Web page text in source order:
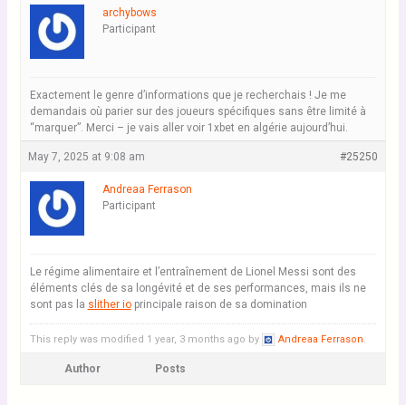
archybows
Participant
Exactement le genre d’informations que je recherchais ! Je me
demandais où parier sur des joueurs spécifiques sans être limité à
“marquer”. Merci – je vais aller voir 1xbet en algérie aujourd’hui.
May 7, 2025 at 9:08 am #25250
Andreaa Ferrason
Participant
Le régime alimentaire et l’entraînement de Lionel Messi sont des
éléments clés de sa longévité et de ses performances, mais ils ne
sont pas la slither ioprincipale raison de sa domination
This reply was modified 1 year, 3 months ago by Andreaa Ferrason.
Author Posts